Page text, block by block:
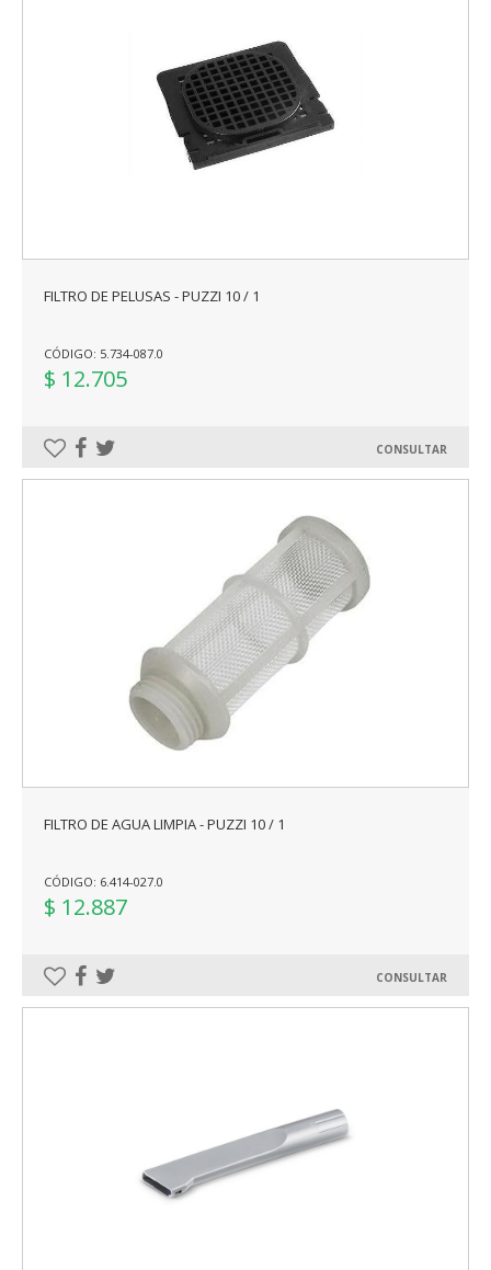
FILTRO DE PELUSAS - PUZZI 10 / 1
CÓDIGO: 5.734-087.0
$ 12.705
CONSULTAR
FILTRO DE AGUA LIMPIA - PUZZI 10 / 1
CÓDIGO: 6.414-027.0
$ 12.887
CONSULTAR